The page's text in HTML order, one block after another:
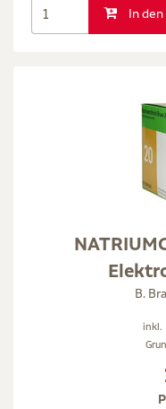
In
B.
inkl.